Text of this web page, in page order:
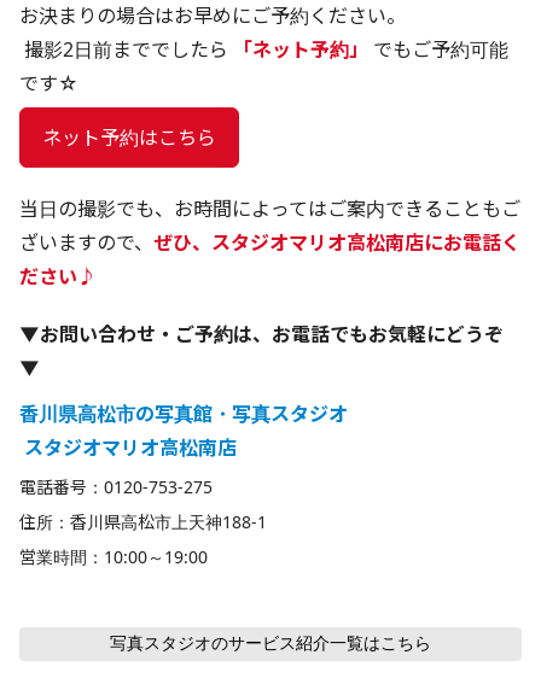
お決まりの場合はお早めにご予約ください。
撮影2日前まででしたら
「ネット予約」
でもご予約可能
です☆
ネット予約はこちら
当日の撮影でも、お時間によってはご案内できることもご
ざいますので、 ぜひ、スタジオマリオ高松南店にお電話く
ださい♪
▼お問い合わせ・ご予約は、お電話でもお気軽にどうぞ
▼
香川県高松市の写真館・写真スタジオ
スタジオマリオ高松南店
電話番号：0120-753-275
住所：香川県高松市上天神188-1
営業時間：10:00～19:00
写真スタジオのサービス紹介一覧はこちら